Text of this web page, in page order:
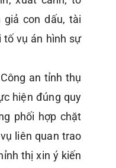
con dấu, tài
tố vụ án hình sự
an tỉnh thụ
hiện đúng quy
phối hợp chặt
liên quan trao
thị xin ý kiến